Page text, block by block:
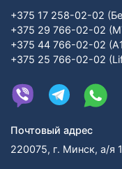
+375 17 258-02-02
+375 29 766-02-02
+375 44 766-02-02
+375 25 766-02-02
Почтовый адрес
220075, г. Минск, а/я